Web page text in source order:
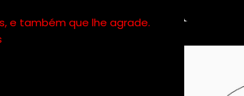
e também que lhe agrade.